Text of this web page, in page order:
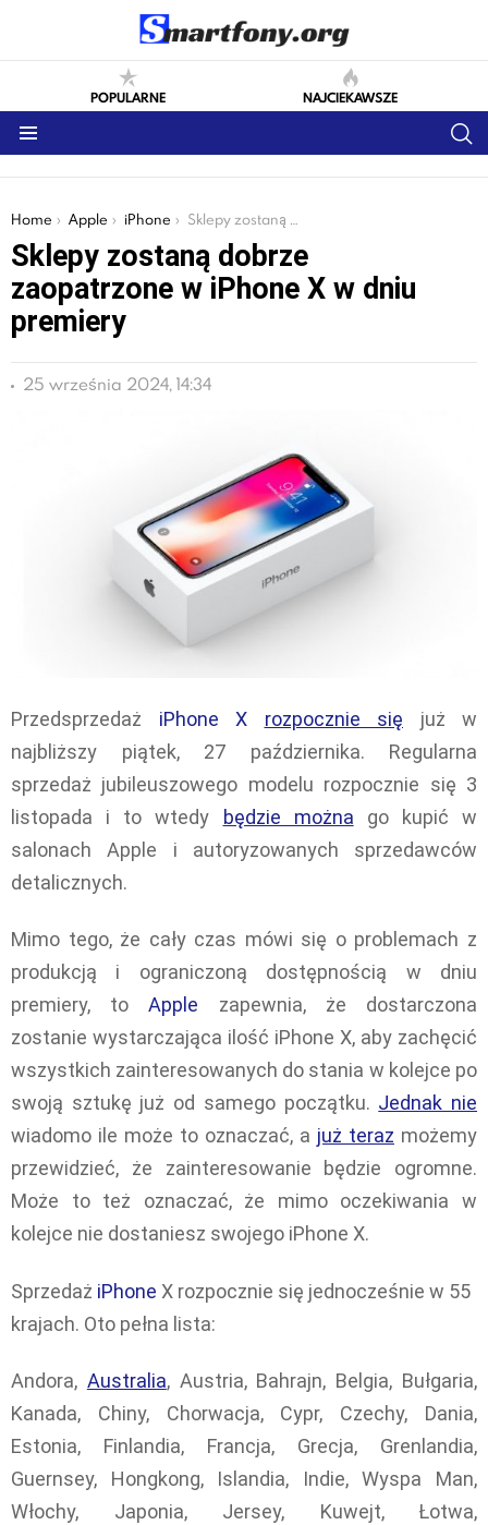
POPULARNE NAJCIEKAWSZE
You are here:
Home Apple iPhone Sklepy zostaną dobrze zaopatrzone w iPhone X w dniu premiery
Sklepy zostaną dobrze
zaopatrzone w iPhone X w dniu
premiery
25 września 2024, 14:34
Przedsprzedaż iPhone X rozpocznie się już w
najbliższy piątek, 27 października. Regularna
sprzedaż jubileuszowego modelu rozpocznie się 3
listopada i to wtedy będzie można go kupić w
salonach Apple i autoryzowanych sprzedawców
detalicznych.
Mimo tego, że cały czas mówi się o problemach z
produkcją i ograniczoną dostępnością w dniu
premiery, toApple zapewnia, że dostarczona
zostanie wystarczająca ilość iPhone X, aby zachęcić
wszystkich zainteresowanych do stania w kolejce po
swoją sztukę już od samego początku. Jednak nie
wiadomo ile może to oznaczać, a już teraz możemy
przewidzieć, że zainteresowanie będzie ogromne.
Może to też oznaczać, że mimo oczekiwania w
kolejce nie dostaniesz swojego iPhone X.
Sprzedaż iPhone X rozpocznie się jednocześnie w 55
krajach. Oto pełna lista:
Andora, Australia, Austria, Bahrajn, Belgia, Bułgaria,
Kanada, Chiny, Chorwacja, Cypr, Czechy, Dania,
Estonia, Finlandia, Francja, Grecja, Grenlandia,
Guernsey, Hongkong, Islandia, Indie, Wyspa Man,
Włochy, Japonia, Jersey, Kuwejt, Łotwa,